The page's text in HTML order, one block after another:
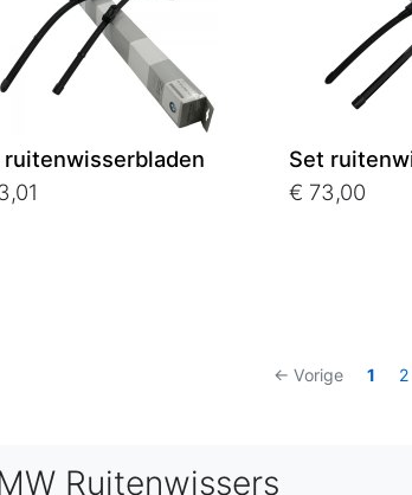
ruitenwisserbladen
Set
€ 73,00
← Vorige 1 2
Ruitenwissers